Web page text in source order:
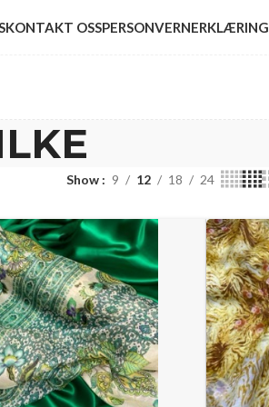
KONTAKT OSSPERSONVERNERKLÆRING
Show 9 12 18 24